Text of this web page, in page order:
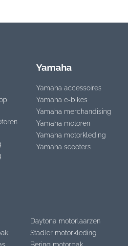
Yamaha
Yamaha accessoires
Yamaha e-bikes
Yamaha merchandising
Yamaha motoren
Yamaha motorkleding
Yamaha scooters
Daytona motorlaarzen
Stadler motorkleding